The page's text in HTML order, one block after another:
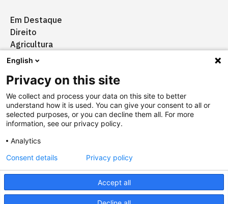
Em Destaque
Direito
Agricultura
Certificação
Aquisições
Copyright © 2025 Câmara Brasil-Alemanha
Termos
Designed byagência ili
Powered byfalcotec
English
Privacy on this site
We collect and process your data on this site to better
understand how it is used. You can give your consent to all or
selected purposes, or you can decline them all. For more
information, see our privacy policy.
Analytics
Accept all
Consent details Privacy policy